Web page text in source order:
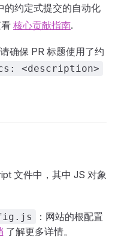
的约定式提交的自动化
核心贡献指南.
确保 PR 标题使用了约
<description>
文件中，其中 JS 对象
：网站的根配置
了解更多详情。